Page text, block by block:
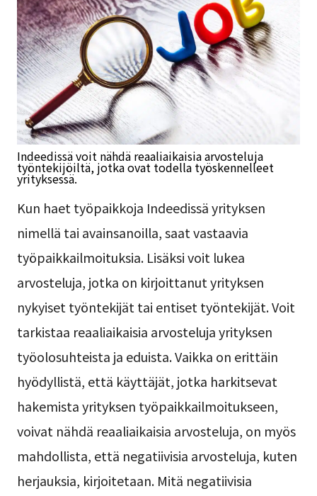
Indeedissä voit nähdä reaaliaikaisia arvosteluja
työntekijöiltä, jotka ovat todella työskennelleet
yrityksessä.
Kun haet työpaikkoja Indeedissä yrityksen
nimellä tai avainsanoilla, saat vastaavia
työpaikkailmoituksia. Lisäksi voit lukea
arvosteluja, jotka on kirjoittanut yrityksen
nykyiset työntekijät tai entiset työntekijät. Voit
tarkistaa reaaliaikaisia arvosteluja yrityksen
työolosuhteista ja eduista. Vaikka on erittäin
hyödyllistä, että käyttäjät, jotka harkitsevat
hakemista yrityksen työpaikkailmoitukseen,
voivat nähdä reaaliaikaisia arvosteluja, on myös
mahdollista, että negatiivisia arvosteluja, kuten
herjauksia, kirjoitetaan. Mitä negatiivisia